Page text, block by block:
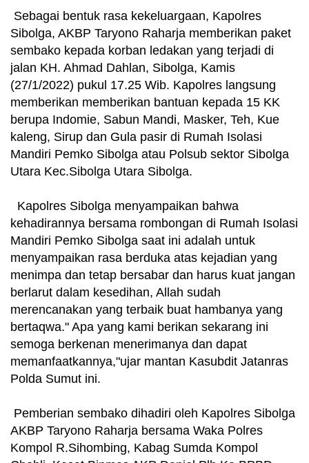
Sebagai bentuk rasa kekeluargaan, Kapolres
Sibolga, AKBP Taryono Raharja memberikan paket
sembako kepada korban ledakan yang terjadi di
jalan KH. Ahmad Dahlan, Sibolga, Kamis
(27/1/2022) pukul 17.25 Wib. Kapolres langsung
memberikan memberikan bantuan kepada 15 KK
berupa Indomie, Sabun Mandi, Masker, Teh, Kue
kaleng, Sirup dan Gula pasir di Rumah Isolasi
Mandiri Pemko Sibolga atau Polsub sektor Sibolga
Utara Kec.Sibolga Utara Sibolga.
Kapolres Sibolga menyampaikan bahwa
kehadirannya bersama rombongan di Rumah Isolasi
Mandiri Pemko Sibolga saat ini adalah untuk
menyampaikan rasa berduka atas kejadian yang
menimpa dan tetap bersabar dan harus kuat jangan
berlarut dalam kesedihan, Allah sudah
merencanakan yang terbaik buat hambanya yang
bertaqwa." Apa yang kami berikan sekarang ini
semoga berkenan menerimanya dan dapat
memanfaatkannya,"ujar mantan Kasubdit Jatanras
Polda Sumut ini.
Pemberian sembako dihadiri oleh Kapolres Sibolga
AKBP Taryono Raharja bersama Waka Polres
Kompol R.Sihombing, Kabag Sumda Kompol